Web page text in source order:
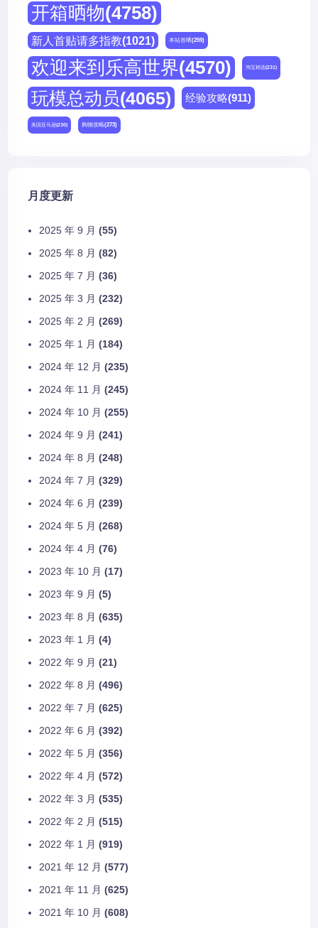
开箱晒物(4758)
新人首贴请多指教(1021) 本站首晒(259)
欢迎来到乐高世界(4570) 淘宝精选(231)
玩模总动员(4065) 经验攻略(911)
美国亚马逊(230) 购物攻略(273)
月度更新
2025 年 9 月 (55)
2025 年 8 月 (82)
2025 年 7 月 (36)
2025 年 3 月 (232)
2025 年 2 月 (269)
2025 年 1 月 (184)
2024 年 12 月 (235)
2024 年 11 月 (245)
2024 年 10 月 (255)
2024 年 9 月 (241)
2024 年 8 月 (248)
2024 年 7 月 (329)
2024 年 6 月 (239)
2024 年 5 月 (268)
2024 年 4 月 (76)
2023 年 10 月 (17)
2023 年 9 月 (5)
2023 年 8 月 (635)
2023 年 1 月 (4)
2022 年 9 月 (21)
2022 年 8 月 (496)
2022 年 7 月 (625)
2022 年 6 月 (392)
2022 年 5 月 (356)
2022 年 4 月 (572)
2022 年 3 月 (535)
2022 年 2 月 (515)
2022 年 1 月 (919)
2021 年 12 月 (577)
2021 年 11 月 (625)
2021 年 10 月 (608)